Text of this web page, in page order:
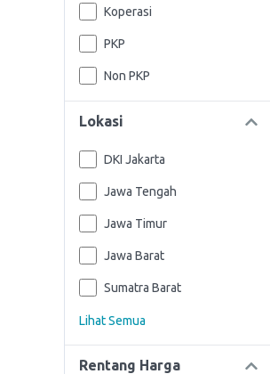
Koperasi
PKP
Non PKP
Lokasi
DKI Jakarta
Jawa Tengah
Jawa Timur
Jawa Barat
Sumatra Barat
Lihat Semua
Rentang Harga